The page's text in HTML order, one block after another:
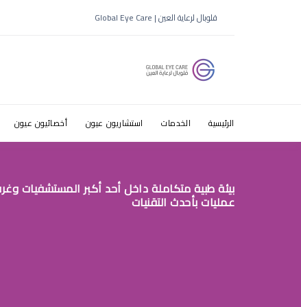
أفضل
قلوبال لرعاية العين | Global Eye Care
الرئيسية الخدمات استشاريون عيون أخصائيون عيون
بيئة طبية متكاملة داخل أحد أكبر المستشفيات
عمليات بأحدث التقنيات